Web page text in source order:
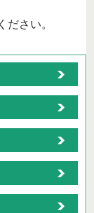
ださい。